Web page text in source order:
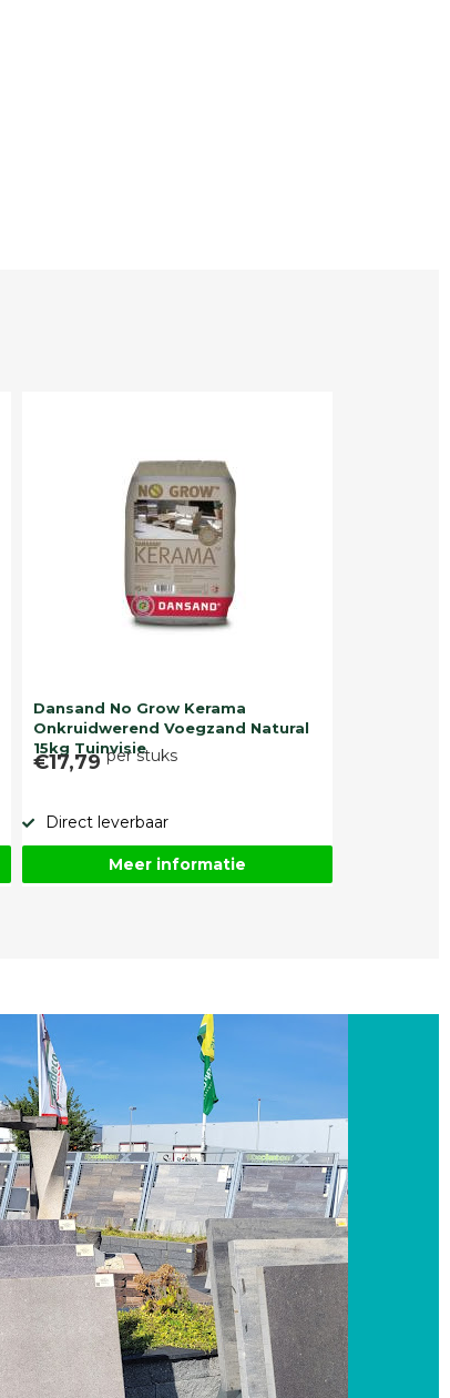
Dansand No Grow Kerama
Onkruidwerend Voegzand Natural
15kg Tuinvisie
€17,79per stuks
Direct leverbaar
Meer informatie